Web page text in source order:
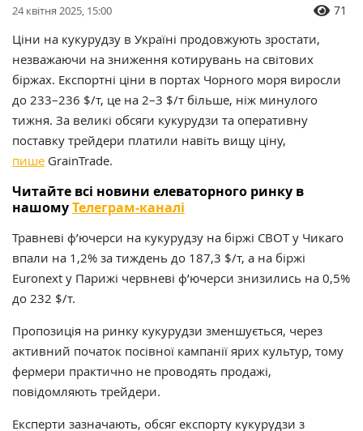
24 квітня 2025, 15:00 71
Ціни на кукурудзу в Україні продовжують зростати,
незважаючи на зниження котирувань на світових
біржах. Експортні ціни в портах Чорного моря виросли
до 233–236 $/т, це на 2–3 $/т більше, ніж минулого
тижня. За великі обсяги кукурудзи та оперативну
поставку трейдери платили навіть вищу ціну,
пише GrainTrade.
Читайте всі новини елеваторного ринку в
нашомуТелеграм-каналі
Травневі ф’ючерси на кукурудзу на біржі CBOT у Чикаго
впали на 1,2% за тиждень до 187,3 $/т, а на біржі
Euronext у Парижі червневі ф’ючерси знизились на 0,5%
до 232 $/т.
Пропозиція на ринку кукурудзи зменшується, через
активний початок посівної кампанії ярих культур, тому
фермери практично не проводять продажі,
повідомляють трейдери.
Експерти зазначають, обсяг експорту кукурудзи з